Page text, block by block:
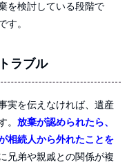
を検討している段階で
す。
ラブル
実を伝えなければ、遺産
。 放棄が認められたら、
相続人から外れたことを
兄弟や親戚との関係が複